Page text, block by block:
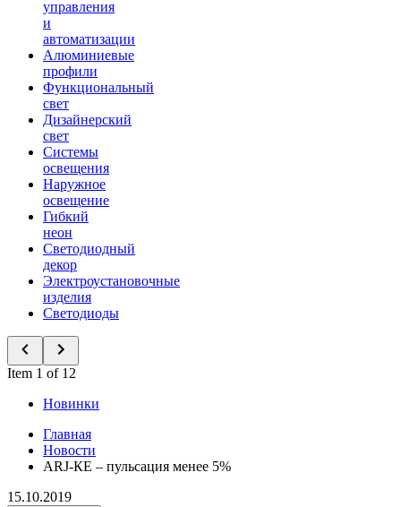
управления
и
автоматизации
Алюминиевые
профили
Функциональный
свет
Дизайнерский
свет
Системы
освещения
Наружное
освещение
Гибкий
неон
Светодиодный
декор
Электроустановочные
изделия
Светодиоды
Item 1 of 12
Новинки
Главная
Новости
ARJ-КЕ – пульсация менее 5%
15.10.2019